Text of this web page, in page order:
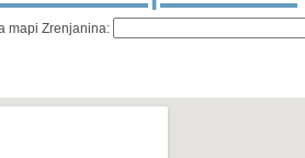
mapi Zrenjanina: